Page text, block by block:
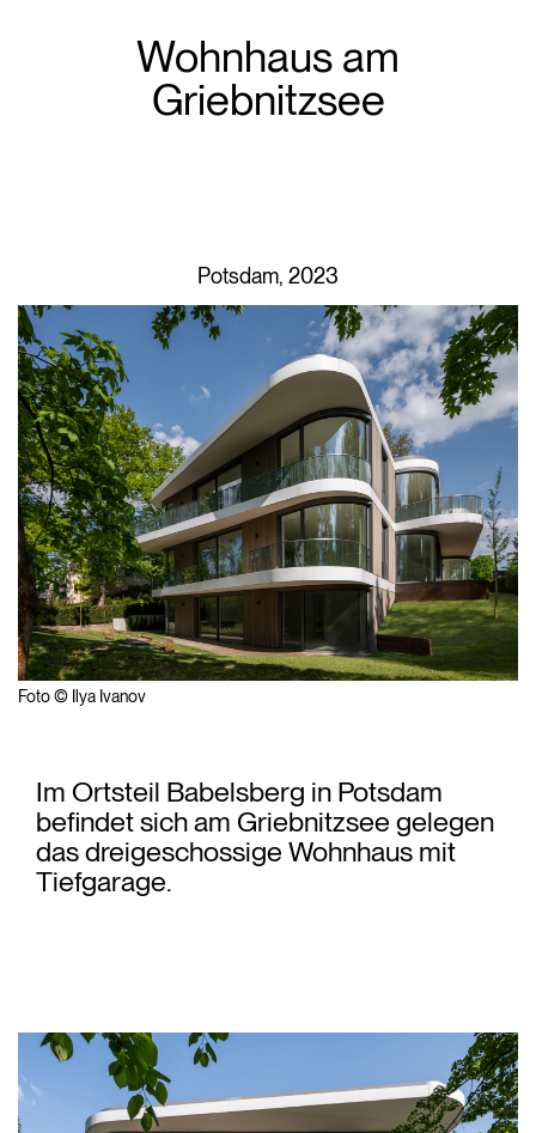
Wohnhaus am
Griebnitzsee
Potsdam, 2023
Foto © Ilya Ivanov
Im Ortsteil Babelsberg in Potsdam
befindet sich am Griebnitzsee gelegen
das dreigeschossige Wohnhaus mit
Tiefgarage.